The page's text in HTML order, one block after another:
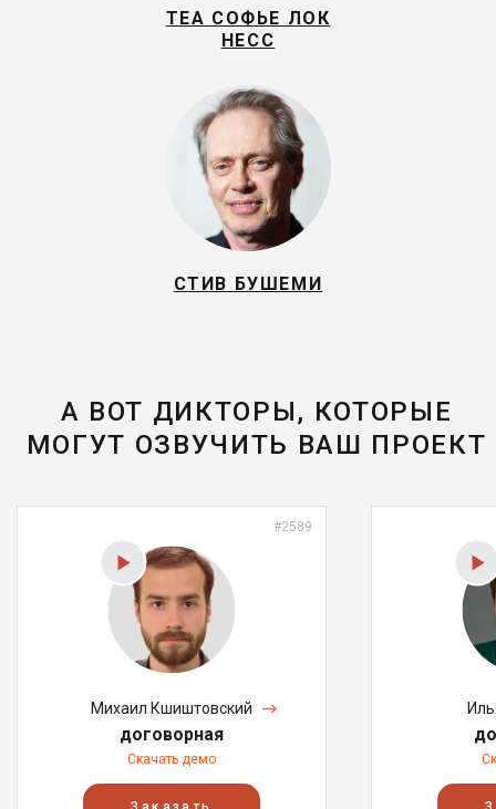
ТЕА СОФЬЕ ЛОК
НЕСС
СТИВ БУШЕМИ
А ВОТ ДИКТОРЫ, КОТОРЫЕ
МОГУТ ОЗВУЧИТЬ ВАШ ПРОЕКТ
#2589
Михаил Кшиштовский
договорная
Скачать демо